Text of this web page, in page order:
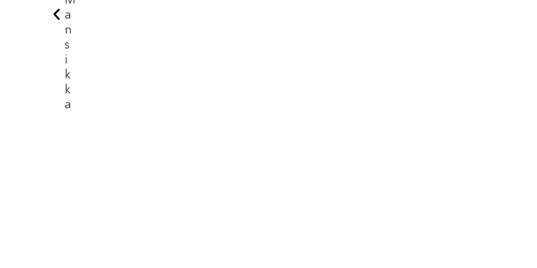
A
N
S
I
K
K
A